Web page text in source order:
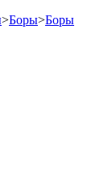
>Боры>Боры